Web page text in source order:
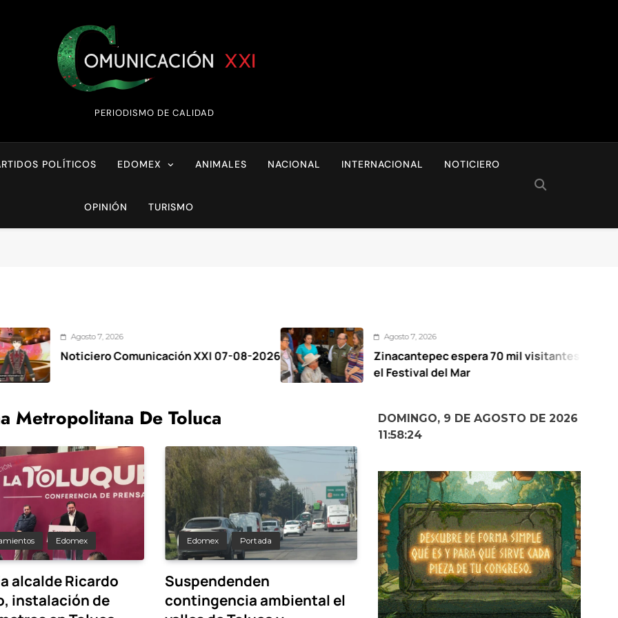
Comunicación XXI
PERIODISMO DE CALIDAD
POLÍTICOS EDOMEX ANIMALES NACIONAL INTERNACIONAL NOTICIERO
OPINIÓN TURISMO
7, 2026
Comunicación XXI 07-08-2026
Agosto 7, 2026
Zinacantepec espera 70 mil visitantes en
el Festival del Mar
Metropolitana De Toluca
Edomex
alcalde Ricardo
instalación de
Edomex Portada
Suspendenden
contingencia ambiental el
DOMINGO, 9 DE AGOSTO DE 2026
11:58:25